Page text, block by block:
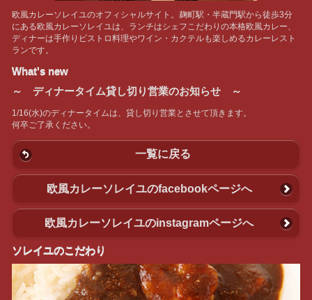
欧風カレーソレイユのオフィシャルサイト。麹町駅・半蔵門駅から徒歩3分
にある欧風カレーソレイユは、ランチはシェフこだわりの本格欧風カレー、
ディナーは手作りビストロ料理やワイン・カクテルも楽しめるカレーレスト
ランです。
What's new
～ ディナータイム貸し切り営業のお知らせ ～
1/16(水)のディナータイムは、貸し切り営業とさせて頂きます。
何卒ご了承ください。
一覧に戻る
欧風カレーソレイユのfacebookページへ
欧風カレーソレイユのinstagramページへ
ソレイユのこだわり